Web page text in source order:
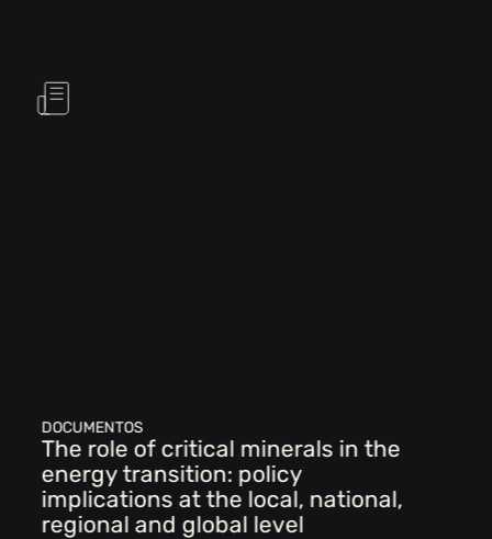
DOCUMENTOS
The role of critical minerals in the
energy transition: policy
implications at the local, national,
regional and global level